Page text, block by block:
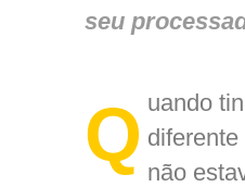
seu
Q uando
não